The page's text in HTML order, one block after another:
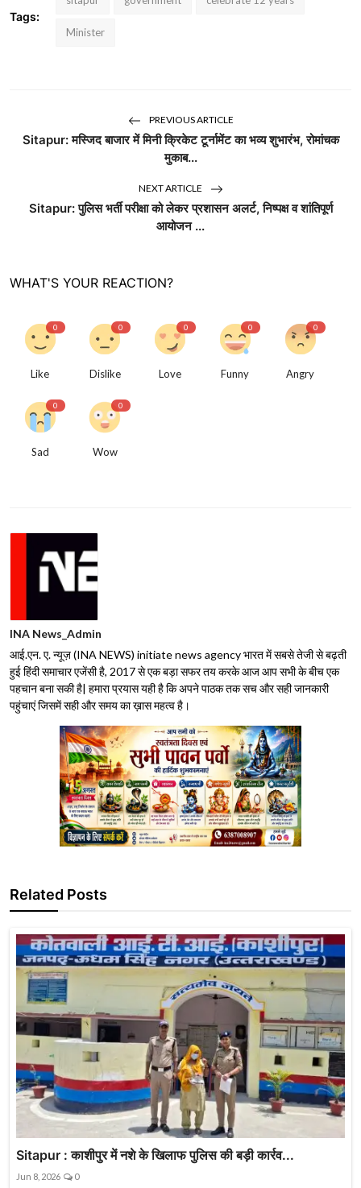
Tags:
Minister
PREVIOUS ARTICLE
Sitapur: मस्जिद बाजार में मिनी क्रिकेट टूर्नामेंट का भव्य शुभारंभ, रोमांचक
मुकाब...
NEXT ARTICLE
Sitapur: पुलिस भर्ती परीक्षा को लेकर प्रशासन अलर्ट, निष्पक्ष व शांतिपूर्ण
आयोजन ...
WHAT'S YOUR REACTION?
0
Like
0
Dislike
0
Love
0
Funny
0
Angry
0
Sad
0
Wow
INA News_Admin
आई.एन. ए. न्यूज़ (INA NEWS) initiate news agency भारत में सबसे तेजी से बढ़ती
हुई हिंदी समाचार एजेंसी है, 2017 से एक बड़ा सफर तय करके आज आप सभी के बीच एक
पहचान बना सकी है| हमारा प्रयास यही है कि अपने पाठक तक सच और सही जानकारी
पहुंचाएं जिसमें सही और समय का ख़ास महत्व है।
Related Posts
Sitapur : काशीपुर में नशे के खिलाफ पुलिस की बड़ी कार्रव...
Jun 8, 2026 0